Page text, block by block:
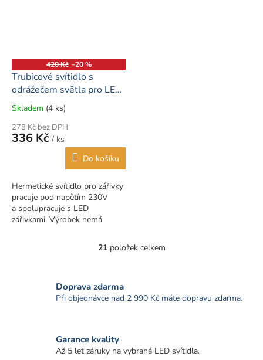
420 Kč –20 %
Trubicové svítidlo s
odrážečem světla pro LED
zářivky T8 - 2x120cm
Průměrné
produktu
je
hvězdiček.
Skladem (4 ks)
278 Kč bez DPH
336 Kč / ks
Do košíku
Hermetické svítidlo pro zářivky
pracuje pod napětím 230V
a spolupracuje s LED
zářivkami. Výrobek nemá
O
d
r
21položek celkem
Doprava zdarma
Při objednávce nad 2 990 Kč máte dopravu zdarma.
Garance kvality
Až 5 let záruky na vybraná LED svítidla.